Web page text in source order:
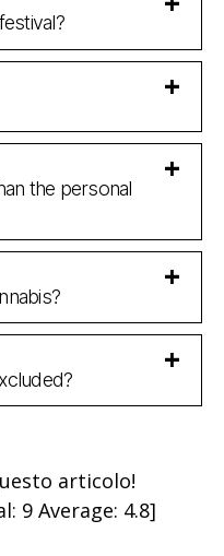
the personal
articolo!
9 Average: 4.8]